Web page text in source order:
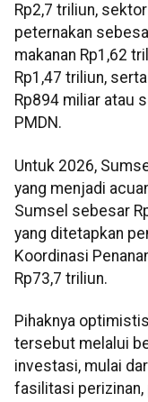
Rp2,7 triliun,
peternakan
makanan Rp1,62
Rp1,47 triliun,
Rp894 miliar atau
PMDN.
Untuk 2026,
yang menjadi
Sumsel sebesar
yang ditetapkan
Koordinasi
Rp73,7 triliun.
Pihaknya
tersebut melalui
investasi, mulai
fasilitasi